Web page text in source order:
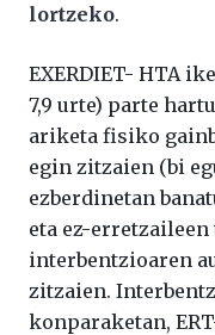
lortzeko.
EXERDIET- HTA
7,9 urte) parte
ariketa fisiko
egin zitzaien (bi
ezberdinetan
eta ez-erretzaileen
interbentzioaren
zitzaien.
konparaketan,